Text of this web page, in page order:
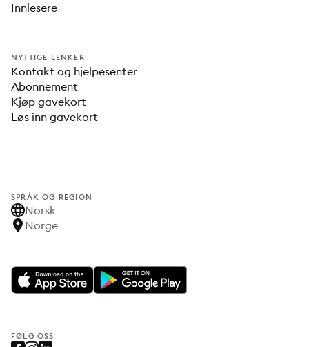
Innlesere
NYTTIGE LENKER
Kontakt og hjelpesenter
Abonnement
Kjøp gavekort
Løs inn gavekort
SPRÅK OG REGION
Norsk
Norge
FØLG OSS